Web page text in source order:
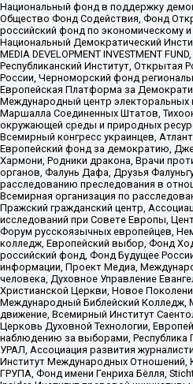
Национальный фонд в поддержку
Общество Фонд Содействия, Фонд
российский фонд по экономическому
Национальный Демократический
MEDIA DEVELOPMENT INVESTMENT
Республиканский Институт, Открытая
России, Черноморский фонд
Европейская Платформа за
Международный центр электоральных
Маршалла Соединенных Штатов,
окружающей среды и природных
Всемирный конгресс украинцев,
Европейский фонд за демократию,
Хармони, Родники дракона, Врачи
органов, Фалунь Дафа, Друзья
расследованию преследования в
Всемирная организация по
Пражский гражданский центр,
исследований при Совете Европы,
Форум русскоязычных европейцев,
колледж, Европейский выбор, Фонд
российский фонд, Фонд Будущее
информации, Проект Медиа,
человека, Духовное Управление
Христианской Церкви, Новое
Международный Библейский Колледж,
движение, Всемирный Институт
Церковь Духовной Технологии,
наблюдению за выборами,
УРАЛ, Ассоциация развития
Институт Международных
ГРУПА, Фонд имени Генриха Бёлля,